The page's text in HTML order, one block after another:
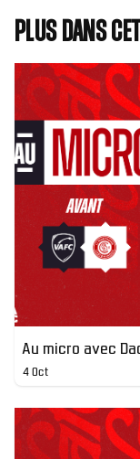
Plus dans
Au micro avec
4 Oct